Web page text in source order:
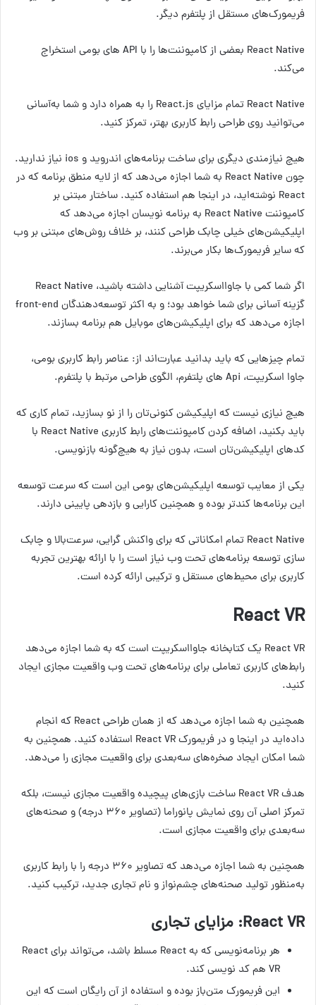
فریمورک‌های مستقل از پلتفرم دیگر.
React Native بعضی از کامپوننت‌ها را با API های بومی استخراج
می‌کند.
React Native تمام مزایای React.js را به همراه دارد و شما به‌آسانی
می‌توانید روی طراحی‌ رابط کاربری بهتر، تمرکز کنید.
هیچ نیازمندی دیگری برای ساخت برنامه‌های اندروید و ios نیاز ندارید.
چون React Native به شما اجازه می‌دهد که از لایه منطق برنامه که در
React نوشته‌اید، در اینجا هم استفاده کنید. ساختار مبتنی بر
کامپوننت React Native به برنامه نویسان اجازه می‌دهد که
اپلیکیشن‌های خیلی چابک طراحی کنند، بر خلاف روش‌های مبتنی بر وب
که سایر فریمورک‌ها بکار می‌برند.
اگر شما کمی با جاوااسکریپت آشنایی داشته باشید، React Native
گزینه آسانی برای شما خواهد بود؛ و به اکثر توسعه‌دهندگان front-end
اجازه می‌دهد که برای اپلیکیشن‌های موبایل هم برنامه بسازند.
تمام چیزهایی که باید بدانید عبارت‌اند از: عناصر رابط کاربری بومی،
جاوا اسکریپت، Api های پلتفرم، الگوی طراحی مرتبط با پلتفرم.
هیچ نیازی نیست که اپلیکیشن‌ کنونی‌تان را از نو بسازید، تمام ‌کاری که
باید بکنید، اضافه کردن کامپوننت‌های رابط کاربری React Native با
کدهای اپلیکیشن‌تان است، بدون نیاز به هیچ‌گونه بازنویسی.
یکی از معایب توسعه اپلیکیشن‌های بومی این است که سرعت توسعه
این برنامه‌ها کندتر بوده و همچنین کارایی و بازدهی پایینی دارند.
React Native تمام امکاناتی که برای واکنش گرایی، سرعت‌بالا و چابک
سازی توسعه برنامه‌های تحت وب نیاز است را با ارائه بهترین تجربه
کاربری برای محیط‌های مستقل و ترکیبی ارائه کرده است.
React VR
React VR یک کتابخانه جاوااسکریپت است که به شما اجازه می‌دهد
رابط‌های کاربری تعاملی برای برنامه‌های تحت وب واقعیت مجازی ایجاد
کنید.
همچنین به شما اجازه ‌می‌دهد که از همان طراحی React که انجام
داده‌اید در اینجا و در فریمورک React VR استفاده کنید. همچنین به
شما امکان ایجاد صخره‌های سه‌بعدی برای واقعیت مجازی را می‌دهد.
هدف React VR ساخت بازی‌های پیچیده واقعیت مجازی نیست، بلکه
تمرکز اصلی آن روی نمایش پانوراما (تصاویر ۳۶۰ درجه) و صحنه‌های
سه‌بعدی برای واقعیت مجازی است.
همچنین به شما اجازه می‌دهد که تصاویر ۳۶۰ درجه را با رابط کاربری
به‌منظور تولید صحنه‌های چشم‌نواز و نام تجاری جدید، ترکیب کنید.
React VR: مزایای تجاری
هر برنامه‌نویسی که به React مسلط باشد، می‌تواند برای React
VR هم کد نویسی کند.
این فریمورک متن‌باز بوده و استفاده از آن رایگان است که این